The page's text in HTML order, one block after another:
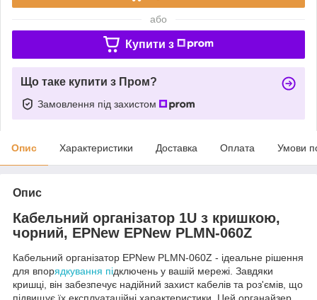
або
Купити з
Що таке купити з Пром?
Замовлення під захистом
Опис Характеристики Доставка Оплата Умови
Опис
Кабельний організатор 1U з кришкою,
чорний, EPNew EPNew PLMN-060Z
Кабельний організатор EPNew PLMN-060Z - ідеальне рішення
для впорядкування підключень у вашій мережі. Завдяки
кришці, він забезпечує надійний захист кабелів та роз'ємів, що